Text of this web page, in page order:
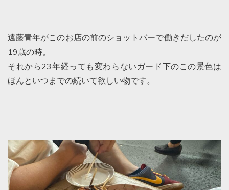
遠藤青年がこのお店の前のショットバーで働きだしたのが
19歳の時。
それから23年経っても変わらないガード下のこの景色は
ほんといつまでの続いて欲しい物です。